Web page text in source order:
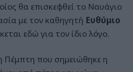
θα επισκεφθεί το Ναυάγιο
με τον καθηγητή Ευθύμιο
εδώ για τον ίδιο λόγο.
Πέμπτη που σημειώθηκε η